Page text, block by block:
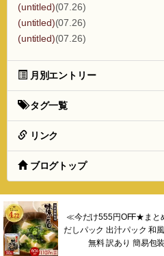
(untitled)(07.26)
(untitled)(07.26)
(untitled)(07.26)
月別エントリー
タグ一覧
リンク
ブログトップ
≪今だけ555円OFF★まと
だしパック 出汁パック 和
無料 訳あり 簡易包